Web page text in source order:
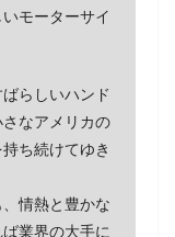
モーターサイ
らしいハンド
なアメリカの
ち続けてゆき
情熱と豊かな
業界の大手に